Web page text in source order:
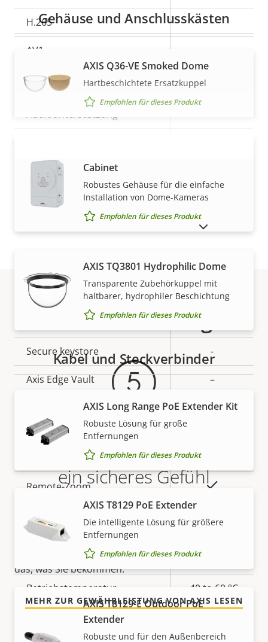
H.265 –
AV1
Audio
Eigentumsbeschreibung Eigentumswert
Audiounterstützung
Netzwerk
Eigentumsbeschreibung Eigentumswert
Eigentumsbeschreibung Eigentumswert
Signiertes OS Ja
Secure keystore -
Axis Edge Vault –
Allgemein
Eigentumsbeschreibung Eigentumswert
Remote-Fokus
Remote-Zoom
Integrierte IR-Beleuchtung
Lokaler Speicher
(Speicherkarteneinschub)
Betriebstemperatur -40 to 60 °C
Für den Außenbereich
geeignet
MEHR ANZEIGEN
Gehäuse und Anschlusskästen
AXIS Q36-VE Smoked Dome
Hartbeschichtete Ersatzkuppel
Empfohlen für dieses Produkt
Cabinet
Robustes Gehäuse für die einfache
Installation von Dome-Kameras
Empfohlen für dieses Produkt
AXIS TQ3801 Hydrophilic Dome
Transparente Zubehörkuppel mit
haltbarer, hydrophiler Beschichtung
Empfohlen für dieses Produkt
Kabel und Steckverbinder
AXIS Long Range PoE Extender Kit
Robuste Lösung für große
Entfernungen
Empfohlen für dieses Produkt
AXIS T8129 PoE Extender
Die intelligente Lösung für größere
Entfernungen
Empfohlen für dieses Produkt
AXIS T8129-E Outdoor PoE
Extender
Robuste und für den Außenbereich
Gewährleistung
5-Jahres-Gewährleistung für
ein sicheres Gefühl
Unsere neue 5-jährige Gewährleistung bietet
jahrelangen störungsfreien Betrieb und Kontrolle
über Ihre Kosten. Es gibt keine Überraschungen im
Kleingedruckten – was wir versprechen, ist genau
das, was Sie bekommen.
MEHR ZUR GEWÄHRLEISTUNG VON AXIS LESEN